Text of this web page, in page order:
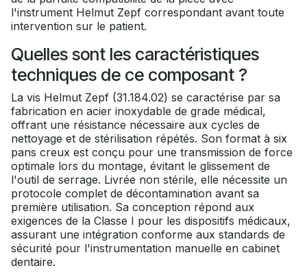
l'instrument Helmut Zepf correspondant avant toute
intervention sur le patient.
Quelles sont les caractéristiques
techniques de ce composant ?
La vis Helmut Zepf (31.184.02) se caractérise par sa
fabrication en acier inoxydable de grade médical,
offrant une résistance nécessaire aux cycles de
nettoyage et de stérilisation répétés. Son format à six
pans creux est conçu pour une transmission de force
optimale lors du montage, évitant le glissement de
l'outil de serrage. Livrée non stérile, elle nécessite un
protocole complet de décontamination avant sa
première utilisation. Sa conception répond aux
exigences de la Classe I pour les dispositifs médicaux,
assurant une intégration conforme aux standards de
sécurité pour l'instrumentation manuelle en cabinet
dentaire.